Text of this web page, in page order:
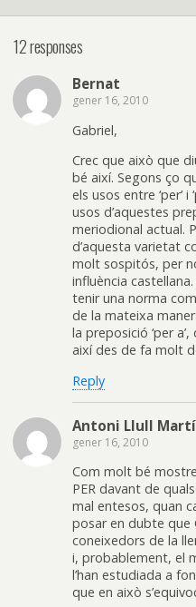
12 responses
Bernat
gener 16, 2010
Gabriel,
Crec que això que
bé així. Segons ço
els usos entre ‘per’ i
usos d’aquestes
meriodional actual.
d’aquesta varietat
molt sospitós, per
influència
tenir una norma
de la mateixa
la preposició ‘per
així des de fa molt
Reply
Antoni Llull Martí
gener 16, 2010
Com molt bé
PER davant de
mal entesos, quan
posar en dubte que
coneixedors de la
i, probablement, el
l’han estudiada a
que en això